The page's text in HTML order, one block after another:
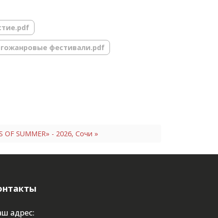
фестивали.pdf
SUMMER» - 2026, Сочи »
адрес: